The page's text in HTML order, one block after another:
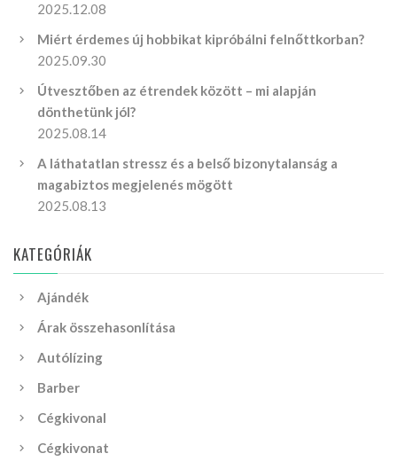
2025.12.08
Miért érdemes új hobbikat kipróbálni felnőttkorban?
2025.09.30
Útvesztőben az étrendek között – mi alapján
dönthetünk jól?
2025.08.14
A láthatatlan stressz és a belső bizonytalanság a
magabiztos megjelenés mögött
2025.08.13
KATEGÓRIÁK
Ajándék
Árak összehasonlítása
Autólízing
Barber
Cégkivonal
Cégkivonat